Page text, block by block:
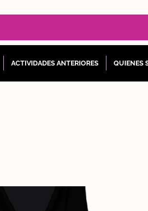
ACTIVIDADES ANTERIORES QUIENES